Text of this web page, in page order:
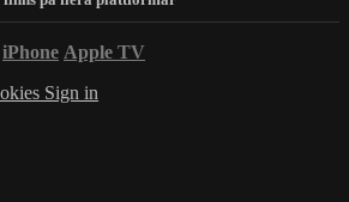
iPhone Apple TV
Sign in